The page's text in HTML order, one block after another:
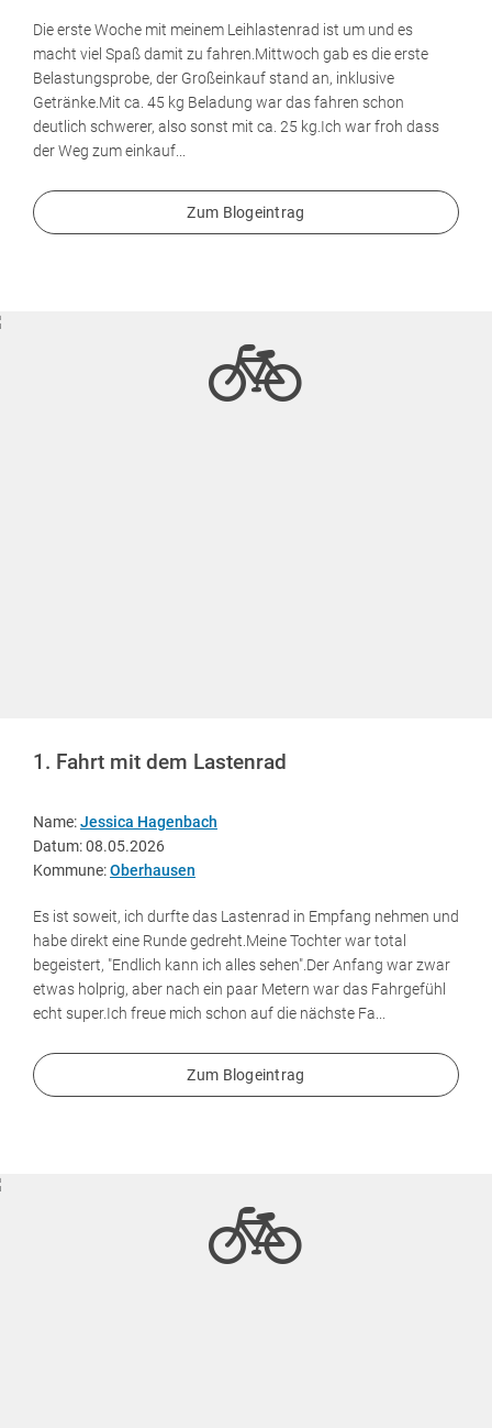
Die erste Woche mit meinem Leihlastenrad ist um und es
macht viel Spaß damit zu fahren.Mittwoch gab es die erste
Belastungsprobe, der Großeinkauf stand an, inklusive
Getränke.Mit ca. 45 kg Beladung war das fahren schon
deutlich schwerer, also sonst mit ca. 25 kg.Ich war froh dass
der Weg zum einkauf...
Zum Blogeintrag
1. Fahrt mit dem Lastenrad
Name:Jessica Hagenbach
Datum: 08.05.2026
Kommune:Oberhausen
Es ist soweit, ich durfte das Lastenrad in Empfang nehmen und
habe direkt eine Runde gedreht.Meine Tochter war total
begeistert, "Endlich kann ich alles sehen".Der Anfang war zwar
etwas holprig, aber nach ein paar Metern war das Fahrgefühl
echt super.Ich freue mich schon auf die nächste Fa...
Zum Blogeintrag